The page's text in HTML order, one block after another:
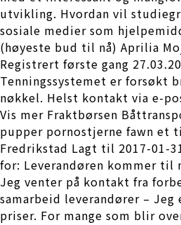
utvikling. Hvordan vil
sosiale medier som
(høyeste bud til nå) Aprilia
Registrert første gang
Tenningssystemet er forsøkt
nøkkel. Helst kontakt via e-
Vis mer Fraktbørsen
pupper pornostjerne fawn et
Fredrikstad Lagt til 2017-01-
for: Leverandøren kommer til
Jeg venter på kontakt fra
samarbeid leverandører –
priser. For mange som blir